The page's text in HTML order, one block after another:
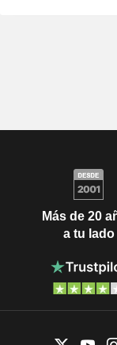
Más de 20
a tu lado